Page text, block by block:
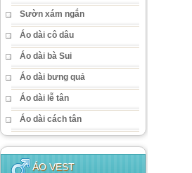
Sườn xám ngắn
Áo dài cô dâu
Áo dài bà Sui
Áo dài bưng quả
Áo dài lễ tân
Áo dài cách tân
ÁO VEST